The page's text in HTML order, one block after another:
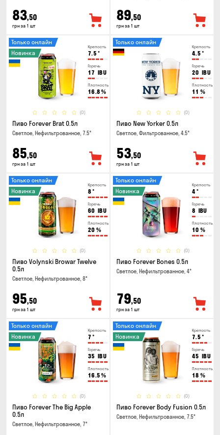
83,50
грн за 1 шт
89,50
грн за 1 шт
Крепость
7.5 °
Горечь
17 IBU
Плотность
16.8 %
(0)
Только онлайн
Новинка
Пиво Forever Brat 0.5л
Светлое, Нефильтрованное, 7.5°
85,50
грн за 1 шт
Крепость
4.5 °
Горечь
20 IBU
Плотность
11 %
(0)
Только онлайн
Пиво New Yorker 0.5л
Светлое, Фильтрованное, 4.5°
53,50
грн за 1 шт
Крепость
8 °
Горечь
60 IBU
Плотность
20 %
(0)
Только онлайн
Новинка
Пиво Volynski Browar Twelve
0.5л
Светлое, Нефильтрованное, 8°
95,50
грн за 1 шт
Крепость
4°
Горечь
8 IBU
Плотность
10 %
(0)
Только онлайн
Новинка
Пиво Forever Bones 0.5л
Светлое, Нефильтрованное, 4°
79,50
грн за 1 шт
Крепость
7 °
Горечь
35 IBU
Плотность
16.5 %
(0)
Только онлайн
Новинка
Пиво Forever The Big Apple
0.5л
Светлое, Нефильтрованное, 7°
Крепость
7.5 °
Горечь
45 IBU
Плотность
18 %
(0)
Только онлайн
Новинка
Пиво Forever Body Fusion 0.5л
Светлое, Нефильтрованное, 7.5°